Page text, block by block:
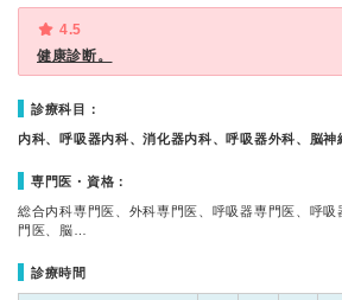
4.5
健康診断。
診療科目：
内科、呼吸器内科、消化器内科、呼吸器外科、脳神
専門医・資格：
総合内科専門医、外科専門医、呼吸器専門医、呼
門医、脳…
診療時間